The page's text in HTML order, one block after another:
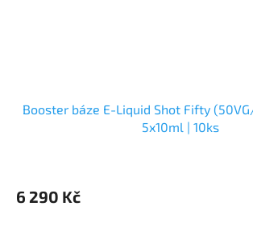
Booster báze E-Liquid Shot Fifty
5x10ml | 10ks
6 290 Kč